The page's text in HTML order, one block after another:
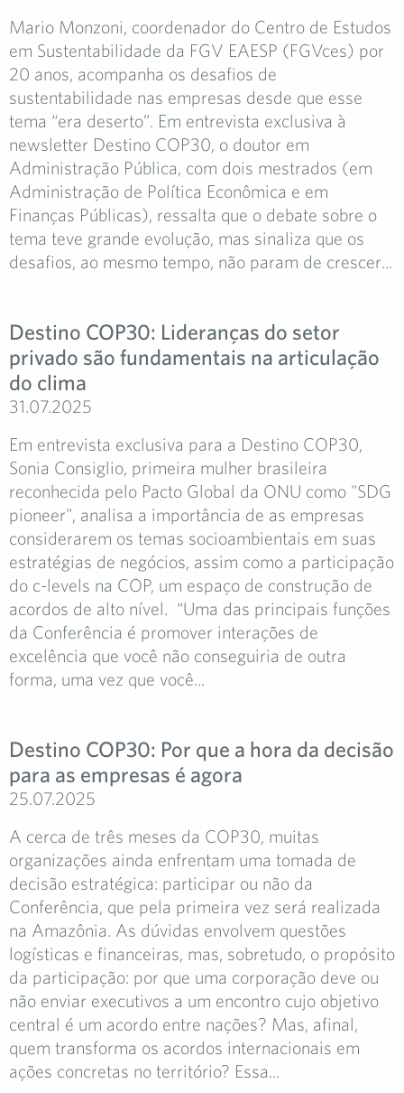
Mario Monzoni, coordenador do Centro de Estudos
em Sustentabilidade da FGV EAESP (FGVces) por
20 anos, acompanha os desafios de
sustentabilidade nas empresas desde que esse
tema “era deserto”. Em entrevista exclusiva à
newsletter Destino COP30, o doutor em
Administração Pública, com dois mestrados (em
Administração de Política Econômica e em
Finanças Públicas), ressalta que o debate sobre o
tema teve grande evolução, mas sinaliza que os
desafios, ao mesmo tempo, não param de crescer...
Destino COP30: Lideranças do setor
privado são fundamentais na articulação
do clima
31.07.2025
Em entrevista exclusiva para a Destino COP30,
Sonia Consiglio, primeira mulher brasileira
reconhecida pelo Pacto Global da ONU como "SDG
pioneer", analisa a importância de as empresas
considerarem os temas socioambientais em suas
estratégias de negócios, assim como a participação
do c-levels na COP, um espaço de construção de
acordos de alto nível. “Uma das principais funções
da Conferência é promover interações de
excelência que você não conseguiria de outra
forma, uma vez que você...
Destino COP30: Por que a hora da decisão
para as empresas é agora
25.07.2025
A cerca de três meses da COP30, muitas
organizações ainda enfrentam uma tomada de
decisão estratégica: participar ou não da
Conferência, que pela primeira vez será realizada
na Amazônia. As dúvidas envolvem questões
logísticas e financeiras, mas, sobretudo, o propósito
da participação: por que uma corporação deve ou
não enviar executivos a um encontro cujo objetivo
central é um acordo entre nações? Mas, afinal,
quem transforma os acordos internacionais em
ações concretas no território? Essa...